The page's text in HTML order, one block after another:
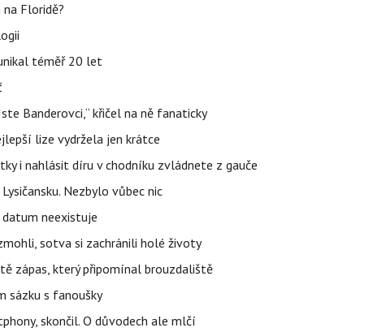
Floridě?
téměř 20 let
Banderovci,“ křičel na ně fanaticky
lize vydržela jen krátce
i nahlásit díru v chodníku zvládnete z gauče
Nezbylo vůbec nic
datum neexistuje
sotva si zachránili holé životy
zápas, který připomínal brouzdaliště
sázku s fanoušky
skončil. O důvodech ale mlčí